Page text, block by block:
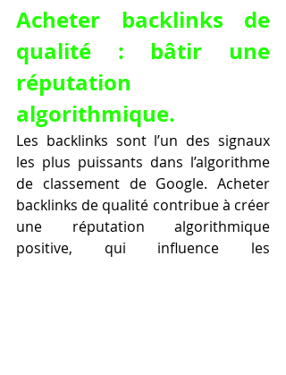
Acheter backlinks de
qualité : bâtir une
réputation
algorithmique.
Les backlinks sont l’un des signaux
les plus puissants dans l’algorithme
de classement de Google. Acheter
backlinks de qualité contribue à créer
une réputation algorithmique
positive, qui influence les